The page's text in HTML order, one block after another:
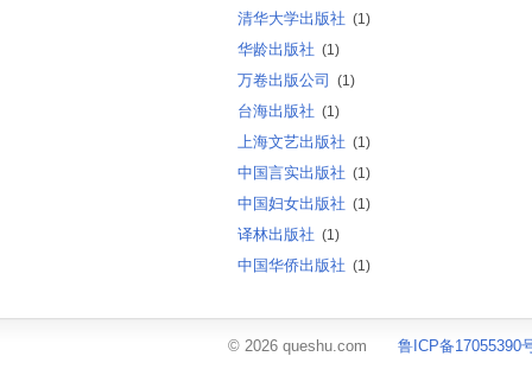
清华大学出版社 (1)
华龄出版社 (1)
万卷出版公司 (1)
台海出版社 (1)
上海文艺出版社 (1)
中国言实出版社 (1)
中国妇女出版社 (1)
译林出版社 (1)
中国华侨出版社 (1)
© 2026 queshu.com 鲁ICP备17055390